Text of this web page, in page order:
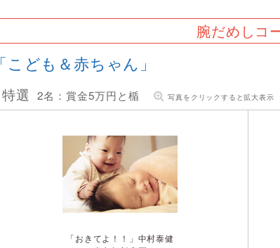
腕だめしコ
「こども＆赤ちゃん」
特選 2名：賞金5万円と楯 写真をクリックすると拡大表示
「おきてよ！！」 中村泰健